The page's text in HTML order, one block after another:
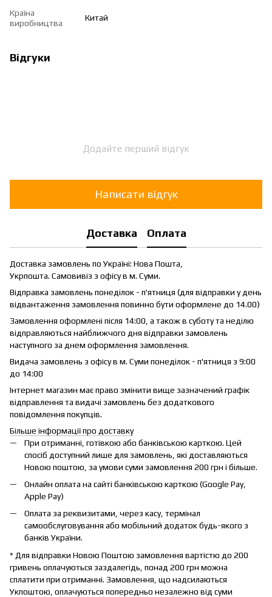
Країна
виробництва
Китай
Відгуки
Додайте перший відгук
Написати відгук
Доставка Оплата
Доставка замовлень по Україні: Нова Пошта,
Укрпошта. Самовивіз з офісу в м. Суми.
Відправка замовлень понеділок - п'ятниця (для відправки у день
відвантаження замовлення повинно бути оформлене до 14.00)
Замовлення оформлені після 14:00, а також в суботу та неділю
відправляються найближчого дня відправки замовлень
наступного за днем оформлення замовлення.
Видача замовлень з офісу в м. Суми понеділок - п'ятниця з 9:00
до 14:00
Інтернет магазин має право змінити вище зазначений графік
відправлення та видачі замовлень без додаткового
повідомлення покупців.
Більше інформації про доставку
При отриманні, готівкою або банківською карткою. Цей
спосіб доступний лише для замовлень, які доставляються
Новою поштою, за умови суми замовлення 200 грн і більше.
Онлайн оплата на сайті банківською карткою (Google Pay,
Apple Pay)
Оплата за реквизитами, через касу, термінал
самообслуговування або мобільний додаток будь-якого з
банків України.
* Для відправки Новою Поштою замовлення вартістю до 200
гривень оплачуються заздалегідь, понад 200 грн можна
сплатити при отриманні. Замовлення, що надсилаються
Укпоштою, оплачуються попередньо незалежно від суми